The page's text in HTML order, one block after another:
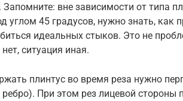
вне зависимости от типа
углом 45 градусов, нужно знать, как
идеальных стыков. Это не
ситуация иная.
плинтус во время реза нужно
При этом рез лицевой стороны